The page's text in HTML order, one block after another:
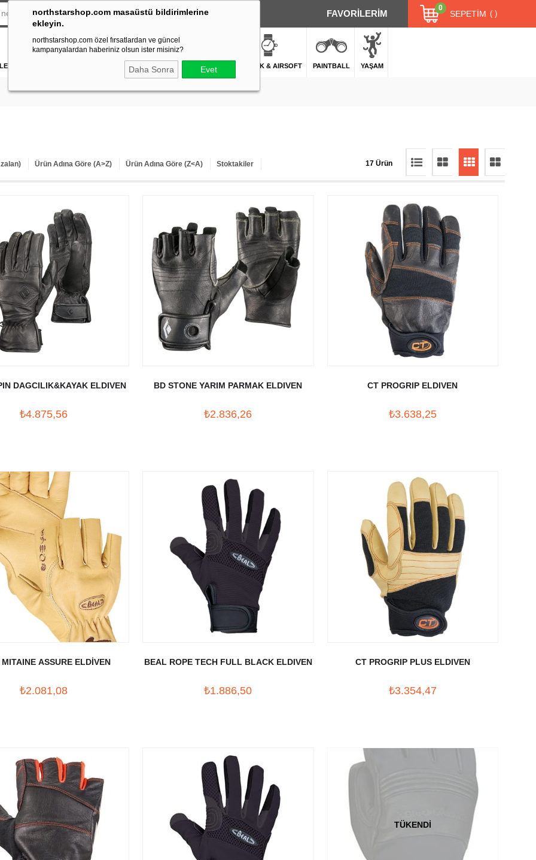
northstarshop.com masaüstü bildirimlerine
ekleyin.
northstarshop.com özel fırsatlardan ve güncel
kampanyalardan haberiniz olsun ister misiniz?
Daha Sonra Evet
FAVORİLERİM SEPETIM
0
FENER DAĞCILIK & İŞ GÜVENLİĞİ ATICILIK & AIRSOFT PAINTBALL YAŞAM
Ürün Adına Göre (A>Z) Ürün Adına Göre (Z<A) Stoktakiler 17 Ürün
DAGCILIK&KAYAK ELDIVEN
₺4.875,56
BD STONE YARIM PARMAK ELDIVEN
₺2.836,26
CT PROGRIP ELDIVEN
₺3.638,25
ASSURE ELDİVEN
₺2.081,08
BEAL ROPE TECH FULL BLACK ELDIVEN
₺1.886,50
CT PROGRIP PLUS ELDIVEN
₺3.354,47
TÜKENDI